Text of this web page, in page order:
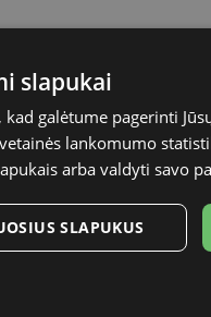
slapukai
galėtume pagerinti
lankomumo
arba valdyti savo
SLAPUKUS